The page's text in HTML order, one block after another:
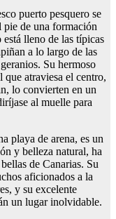
puerto pesquero se
pie de una formación
lleno de las típicas
a lo largo de las
Su hermoso
atraviesa el centro,
lo convierten en un
al muelle para
playa de arena, es un
y belleza natural, ha
de Canarias. Su
aficionados a la
y su excelente
un lugar inolvidable.